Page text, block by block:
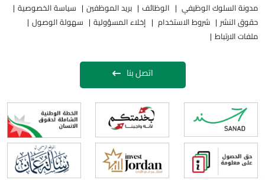
مدونة السلوك الوظيفي الوظائف بريد الموظفين
سياسة الخصوصية
حقوق النشر
شروط الاستخدام إخلاء المسؤولية
سهولة الوصول
ملفات الارتباط
اتصل بنا